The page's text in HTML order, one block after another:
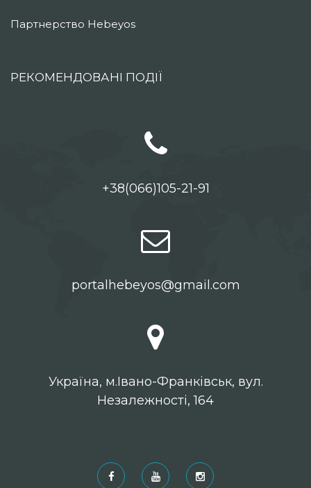
Партнерство Hebeyos
РЕКОМЕНДОВАНІ ПОДІЇ
+38(066)105-21-91
portalhebeyos@gmail.com
Українa, м.Івано-Франківськ, вул.
Незалежності, 164